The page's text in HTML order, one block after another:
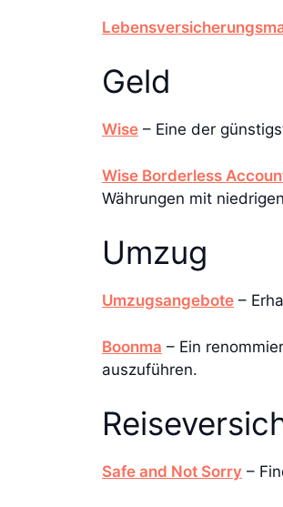
Geld
Wise – Eine der
Wise Borderless
Währungen mit
Umzug
Umzugsangebote –
Boonma – Ein
auszuführen.
Safe and Not Sorry –